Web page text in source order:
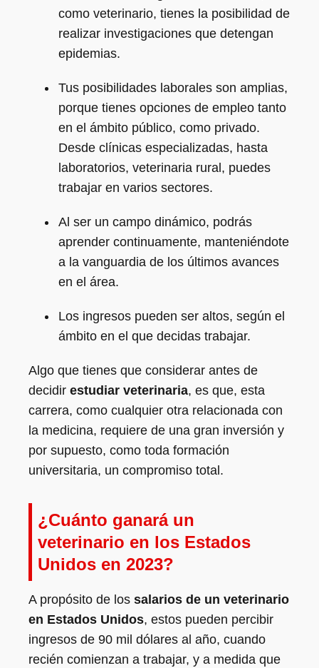
como veterinario, tienes la posibilidad de
realizar investigaciones que detengan
epidemias.
Tus posibilidades laborales son amplias,
porque tienes opciones de empleo tanto
en el ámbito público, como privado.
Desde clínicas especializadas, hasta
laboratorios, veterinaria rural, puedes
trabajar en varios sectores.
Al ser un campo dinámico, podrás
aprender continuamente, manteniéndote
a la vanguardia de los últimos avances
en el área.
Los ingresos pueden ser altos, según el
ámbito en el que decidas trabajar.
Algo que tienes que considerar antes de
decidir estudiar veterinaria, es que, esta
carrera, como cualquier otra relacionada con
la medicina, requiere de una gran inversión y
por supuesto, como toda formación
universitaria, un compromiso total.
¿Cuánto ganará un
veterinario en los Estados
Unidos en 2023?
A propósito de los salarios de un veterinario
en Estados Unidos, estos pueden percibir
ingresos de 90 mil dólares al año, cuando
recién comienzan a trabajar, y a medida que